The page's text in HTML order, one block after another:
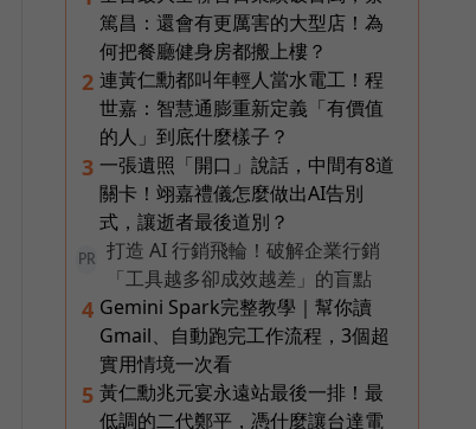
篤昌：還會有更厲害的大型店！為
何把餐廳健身房都搬上樓？
2 連黃仁勳都叫年輕人當水電工！程
世嘉：智慧通膨重新定義「有價值
的人」到底什麼樣子？
3 一張遺照「開口」說話，中間有8道
關卡！翊嘉禮儀怎麼做出AI告別
式，讓逝者最後道別？
PR
打造 AI 行銷飛輪！破解企業行銷
「工具越多卻成效越差」的盲點
4 Gemini Spark完整教學｜幫你讀
Gmail、自動跑完工作流程，3個超
實用情境一次看
5 黃仁勳兆元宴永遠站最後一排！最
低調的二代鄭平，憑什麼讓台達電